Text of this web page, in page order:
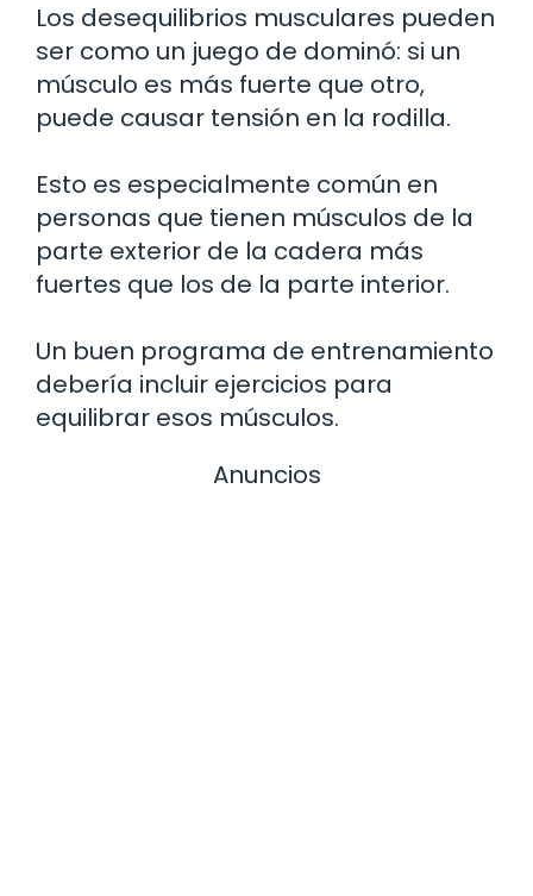
Los desequilibrios musculares pueden
ser como un juego de dominó: si un
músculo es más fuerte que otro,
puede causar tensión en la rodilla.
Esto es especialmente común en
personas que tienen músculos de la
parte exterior de la cadera más
fuertes que los de la parte interior.
Un buen programa de entrenamiento
debería incluir ejercicios para
equilibrar esos músculos.
Anuncios